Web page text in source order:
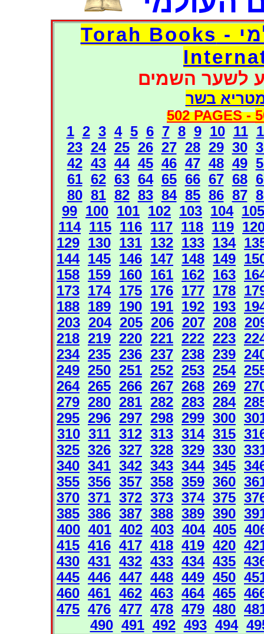
דפי אוצר הספרים העולמי - Torah Books
לשער השמים
בשר
502 PAGES -
1 2 3 4 5 6 7 8 9 10 11
23 24 25 26 27 28 29 30
42 43 44 45 46 47 48 49
61 62 63 64 65 66 67 68
80 81 82 83 84 85 86 87
99 100 101 102 103 104 105
114 115 116 117 118 119
129 130 131 132 133 134
144 145 146 147 148 149
158 159 160 161 162 163
173 174 175 176 177 178
188 189 190 191 192 193
203 204 205 206 207 208
218 219 220 221 222 223
234 235 236 237 238 239
249 250 251 252 253 254
264 265 266 267 268 269
279 280 281 282 283 284
295 296 297 298 299 300
310 311 312 313 314 315
325 326 327 328 329 330
340 341 342 343 344 345
355 356 357 358 359 360
370 371 372 373 374 375
385 386 387 388 389 390
400 401 402 403 404 405
415 416 417 418 419 420
430 431 432 433 434 435
445 446 447 448 449 450
460 461 462 463 464 465
475 476 477 478 479 480
490 491 492 493 494